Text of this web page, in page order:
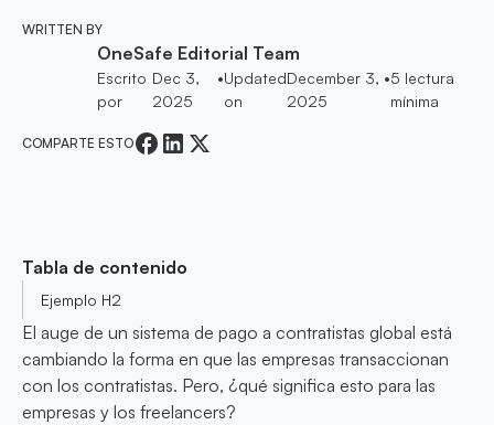
WRITTEN BY
OneSafe Editorial Team
Escrito
por
Dec 3,
2025
•Updated
on
December 3,
2025
•5 lectura
mínima
COMPARTE ESTO
Tabla de contenido
Ejemplo H2
El auge de un sistema de pago a contratistas global está
cambiando la forma en que las empresas transaccionan
con los contratistas. Pero, ¿qué significa esto para las
empresas y los freelancers?